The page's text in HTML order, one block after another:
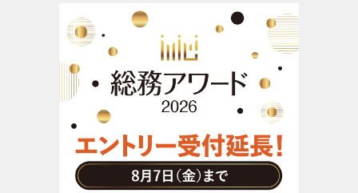
リスクマネジメント・BCP
社外・社内広報
社外・社内コミュニケーション活性化
FM・オフィス移転
CSR・SDGs
テクノロジー活用・DX
助成金・補助金・コスト削減
アウトソーシング・BPO
調査・レポート